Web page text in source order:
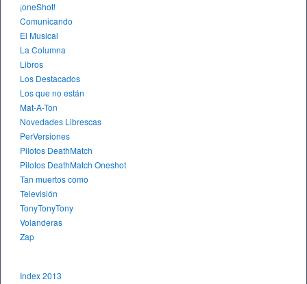
¡oneShot!
Comunicando
El Musical
La Columna
Libros
Los Destacados
Los que no están
Mat-A-Ton
Novedades Librescas
PerVersiones
Pilotos DeathMatch
Pilotos DeathMatch Oneshot
Tan muertos como
Televisión
TonyTonyTony
Volanderas
Zap
Index 2013